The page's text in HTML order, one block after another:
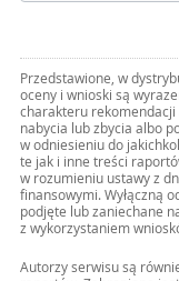
Przedstawione, w
oceny i wnioski są
charakteru
nabycia lub zbycia albo
w odniesieniu do
te jak i inne treści
w rozumieniu ustawy z
finansowymi. Wyłączną
podjęte lub zaniechane
z wykorzystaniem
Autorzy serwisu są